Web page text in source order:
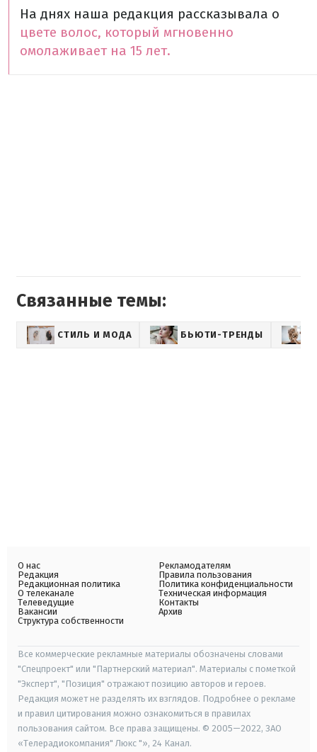
На днях наша редакция рассказывала о
цвете волос, который мгновенно
омолаживает на 15 лет.
Связанные темы:
СТИЛЬ И МОДА БЬЮТИ-ТРЕНДЫ
О нас
Редакция
Редакционная политика
О телеканале
Телеведущие
Вакансии
Структура собственности
Рекламодателям
Правила пользования
Политика конфиденциальности
Техническая информация
Контакты
Архив
Все коммерческие рекламные материалы обозначены словами
"Спецпроект" или "Партнерский материал". Материалы с пометкой
"Эксперт", "Позиция" отражают позицию авторов и героев.
Редакция может не разделять их взглядов. Подробнее о рекламе
и правил цитирования можно ознакомиться в правилах
пользования сайтом. Все права защищены. © 2005—2022, ЗАО
«Телерадиокомпания" Люкс "», 24 Канал.